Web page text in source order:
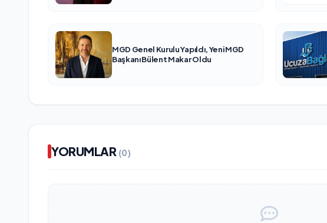
MGD Genel Kurulu Yapıldı, Yeni MGD
Başkanı Bülent Makar Oldu
YORUMLAR (0)